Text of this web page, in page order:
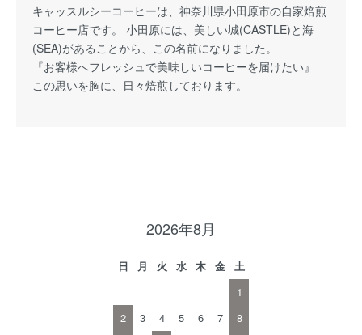
キャッスルシーコーヒーは、神奈川県小田原市の自家焙煎
コーヒー店です。 小田原には、美しい城(CASTLE)と海
(SEA)があることから、この名前になりました。
『お客様へフレッシュで美味しいコーヒーを届けたい』
この思いを胸に、日々焙煎しております。
2026年8月
日 月 火 水 木 金
土
1
2
3 4 5 6 7
8